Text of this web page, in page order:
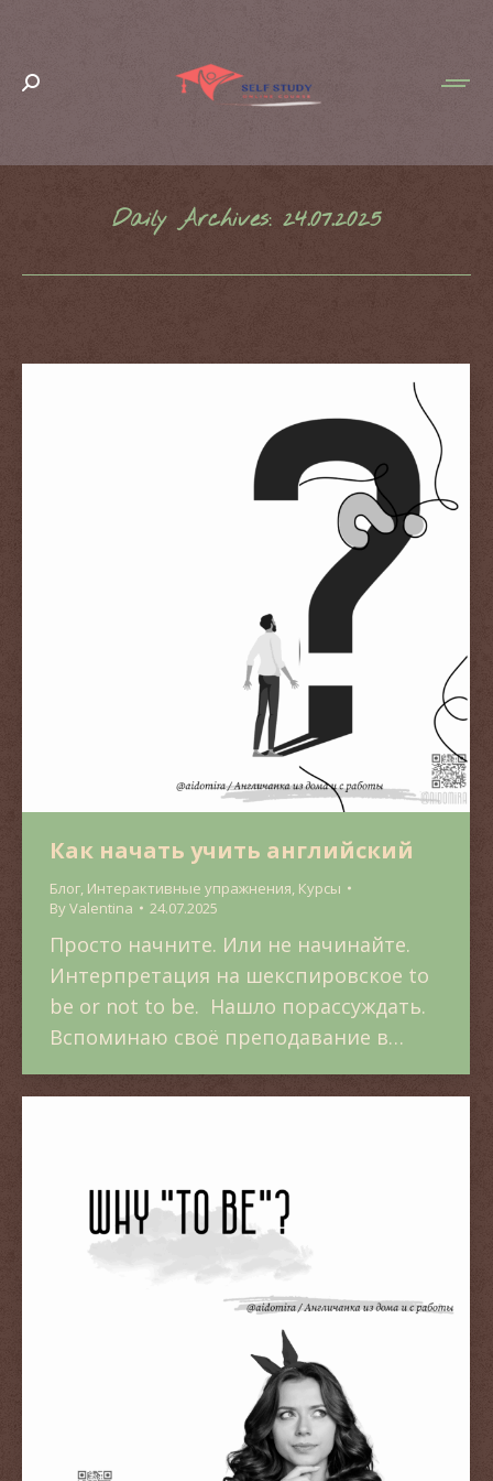
Search:
Daily Archives: 24.07.2025
Как начать учить английский
Блог, Интерактивные упражнения, Курсы
ByValentina 24.07.2025
Просто начните. Или не начинайте.
Интерпретация на шекспировское to
be or not to be. Нашло порассуждать.
Вспоминаю своё преподавание в…